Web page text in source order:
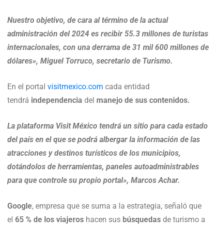
Nuestro objetivo, de cara al término de la actual
administración del 2024 es recibir 55.3 millones de turistas
internacionales, con una derrama de 31 mil 600 millones de
dólares», Miguel Torruco, secretario de Turismo.
En el portal visitmexico.com cada entidad
tendrá independencia del manejo de sus contenidos.
La plataforma Visit México tendrá un sitio para cada estado
del país en el que se podrá albergar la información de las
atracciones y destinos turísticos de los municipios,
dotándolos de herramientas, paneles autoadministrables
para que controle su propio portal», Marcos Achar.
Google, empresa que se suma a la estrategia, señaló que
el 65 % de los viajeros hacen sus búsquedas de turismo a